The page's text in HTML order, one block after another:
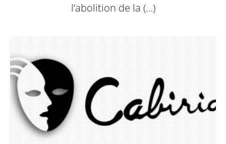
l’abolition de la (…)